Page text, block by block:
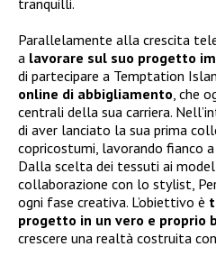
Parallelamente alla crescita
a lavorare sul suo progetto
di partecipare a Temptation
online di abbigliamento , che
centrali della sua carriera.
di aver lanciato la sua prima
copricostumi, lavorando fianco
Dalla scelta dei tessuti ai
collaborazione con lo stylist,
ogni fase creativa. L’obiettivo è
progetto in un vero e proprio
crescere una realtà costruita